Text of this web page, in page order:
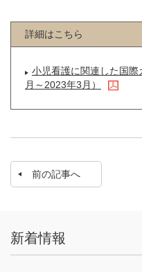
詳細はこちら
小児看護に関連した国
月～2023年3月）
前の記事へ
新着情報